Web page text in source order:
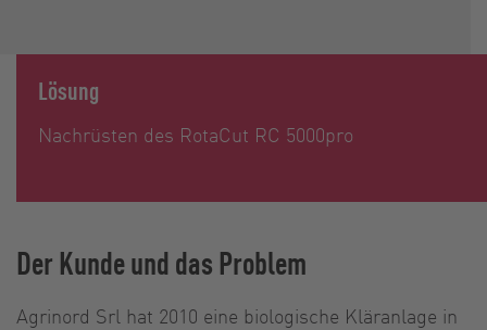
Lösung
Nachrüsten des RotaCut RC 5000pro
Der Kunde und das Problem
Agrinord Srl hat 2010 eine biologische Kläranlage in